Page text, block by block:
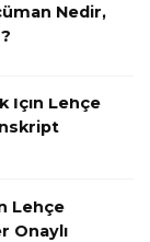
Nedir,
İçin Lehçe
Lehçe
Onaylı